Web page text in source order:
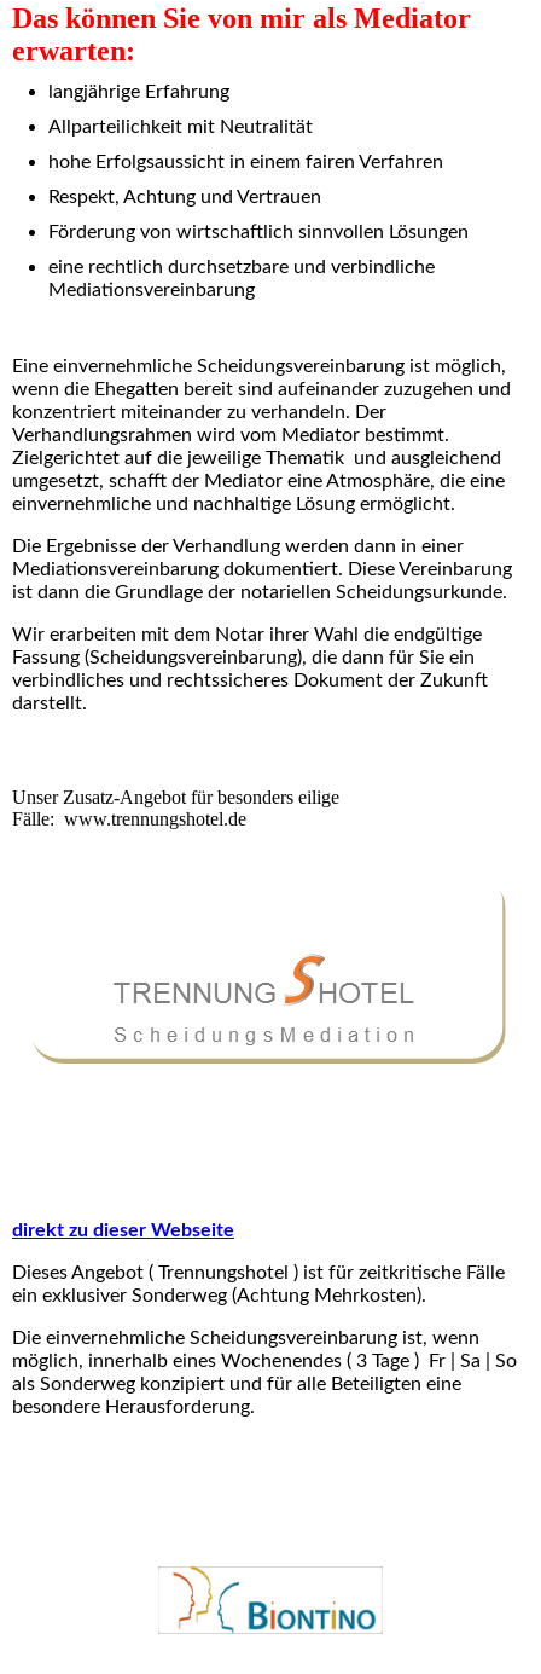
Das können Sie von mir als Mediator
erwarten:
langjährige Erfahrung
Allparteilichkeit mit Neutralität
hohe Erfolgsaussicht in einem fairen Verfahren
Respekt, Achtung und Vertrauen
Förderung von wirtschaftlich sinnvollen Lösungen
eine rechtlich durchsetzbare und verbindliche
Mediationsvereinbarung
Eine einvernehmliche Scheidungsvereinbarung ist möglich,
wenn die Ehegatten bereit sind aufeinander zuzugehen und
konzentriert miteinander zu verhandeln. Der
Verhandlungsrahmen wird vom Mediator bestimmt.
Zielgerichtet auf die jeweilige Thematik und ausgleichend
umgesetzt, schafft der Mediator eine Atmosphäre, die eine
einvernehmliche und nachhaltige Lösung ermöglicht.
Die Ergebnisse der Verhandlung werden dann in einer
Mediationsvereinbarung dokumentiert. Diese Vereinbarung
ist dann die Grundlage der notariellen Scheidungsurkunde.
Wir erarbeiten mit dem Notar ihrer Wahl die endgültige
Fassung (Scheidungsvereinbarung), die dann für Sie ein
verbindliches und rechtssicheres Dokument der Zukunft
darstellt.
Unser Zusatz-Angebot für besonders eilige
Fälle: www.trennungshotel.de
direkt zu dieser Webseite
Dieses Angebot ( Trennungshotel ) ist für zeitkritische Fälle
ein exklusiver Sonderweg (Achtung Mehrkosten).
Die einvernehmliche Scheidungsvereinbarung ist, wenn
möglich, innerhalb eines Wochenendes ( 3 Tage ) Fr | Sa | So
als Sonderweg konzipiert und für alle Beteiligten eine
besondere Herausforderung.